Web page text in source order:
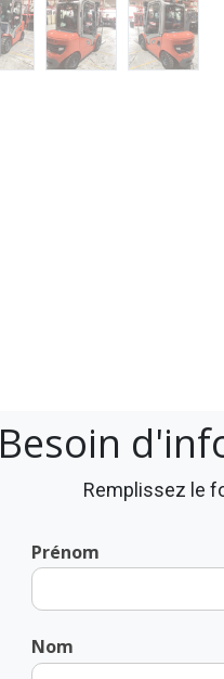
Besoin
Remplissez le
Prénom
Nom